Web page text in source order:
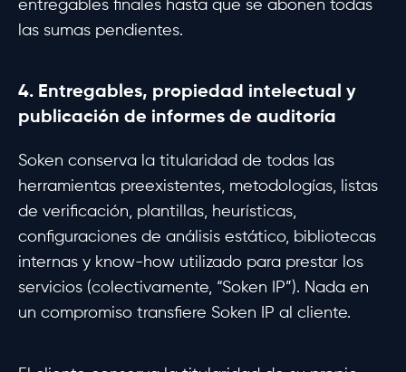
entregables finales hasta que se abonen todas
las sumas pendientes.
4. Entregables, propiedad intelectual y
publicación de informes de auditoría
Soken conserva la titularidad de todas las
herramientas preexistentes, metodologías, listas
de verificación, plantillas, heurísticas,
configuraciones de análisis estático, bibliotecas
internas y know-how utilizado para prestar los
servicios (colectivamente, “Soken IP”). Nada en
un compromiso transfiere Soken IP al cliente.